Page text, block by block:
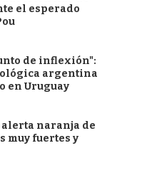
el esperado
de inflexión":
argentina
en Uruguay
alerta naranja de
muy fuertes y